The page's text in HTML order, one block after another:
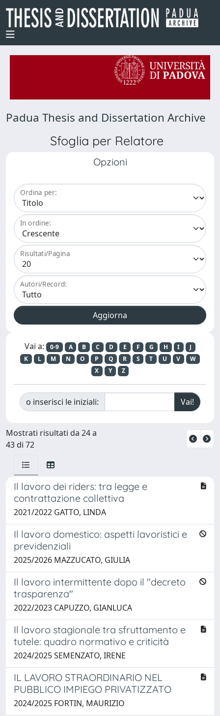
Padua Thesis and Dissertation Archive
Sfoglia per Relatore
Opzioni
Ordina per:
In ordine:
Risultati/Pagina
Autori/Record:
Vai a: 0-9 A B C D E F G H I
J
K
L M N O P Q R S T U V
W
X
Y Z
o inserisci le iniziali:
Mostrati risultati da 24 a
43 di 72
Il lavoro dei riders: tra legge e
contrattazione collettiva
2021/2022 GATTO, LINDA
Il lavoro domestico: aspetti lavoristici e
previdenziali
2025/2026 MAZZUCATO, GIULIA
Il lavoro intermittente dopo il "decreto
trasparenza"
2022/2023 CAPUZZO, GIANLUCA
Il lavoro stagionale tra sfruttamento e
tutele: quadro normativo e criticità
2024/2025 SEMENZATO, IRENE
IL LAVORO STRAORDINARIO NEL
PUBBLICO IMPIEGO PRIVATIZZATO
2024/2025 FORTIN, MAURIZIO